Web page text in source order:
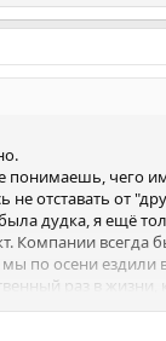
понимаешь, чего
отставать от
дудка, я ещё
Компании всегда
мы по осени
раз в жизни,
Грамма/бошки/
и здесь, и